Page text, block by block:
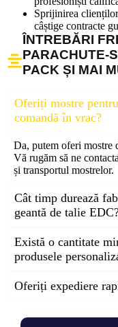
Sprijinirea
câștige contracte
ÎNTREBĂRI
PARACHUTE-
PACK ȘI MAI
Oferiți mostre
comandă în vrac?
Da, putem oferi mostre
Vă rugăm să ne
și transportul mostrelor.
Cât timp durează
geantă de talie
Există o cantitate
produsele
Oferiți expediere